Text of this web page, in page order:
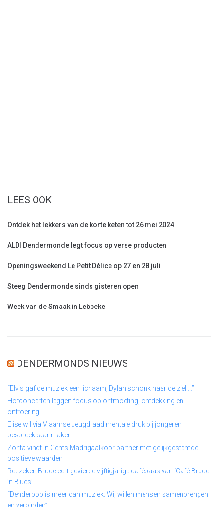
LEES OOK
Ontdek het lekkers van de korte keten tot 26 mei 2024
ALDI Dendermonde legt focus op verse producten
Openingsweekend Le Petit Délice op 27 en 28 juli
Steeg Dendermonde sinds gisteren open
Week van de Smaak in Lebbeke
DENDERMONDS NIEUWS
“Elvis gaf de muziek een lichaam, Dylan schonk haar de ziel …”
Hofconcerten leggen focus op ontmoeting, ontdekking en
ontroering
Elise wil via Vlaamse Jeugdraad mentale druk bij jongeren
bespreekbaar maken
Zonta vindt in Gents Madrigaalkoor partner met gelijkgestemde
positieve waarden
Reuzeken Bruce eert gevierde vijftigjarige cafébaas van ‘Café Bruce
’n Blues’
“Denderpop is meer dan muziek. Wij willen mensen samenbrengen
en verbinden”